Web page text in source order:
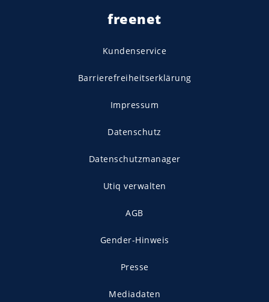
freenet
Kundenservice
Barrierefreiheitserklärung
Impressum
Datenschutz
Datenschutzmanager
Utiq verwalten
AGB
Gender-Hinweis
Presse
Mediadaten